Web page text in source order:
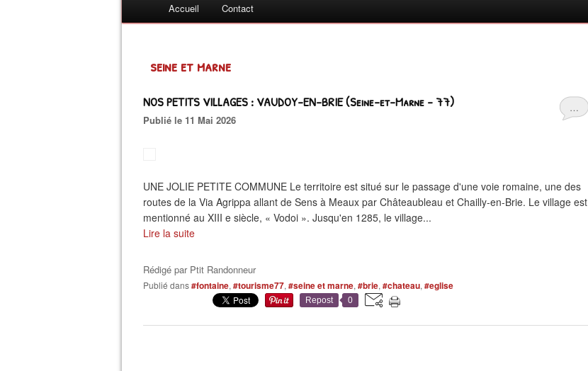
Accueil Contact
seine et marne
…
NOS PETITS VILLAGES : VAUDOY-EN-BRIE (Seine-et-Marne - 77)
Publié le 11 Mai 2026
UNE JOLIE PETITE COMMUNE Le territoire est situé sur le passage d'une voie romaine, une des
routes de la Via Agrippa allant de Sens à Meaux par Châteaubleau et Chailly-en-Brie. Le village est
mentionné au XIII e siècle, « Vodoi ». Jusqu'en 1285, le village...
Lire la suite
Rédigé par Ptit Randonneur
Publié dans#fontaine, #tourisme77, #seine et marne, #brie, #chateau, #eglise
Repost 0